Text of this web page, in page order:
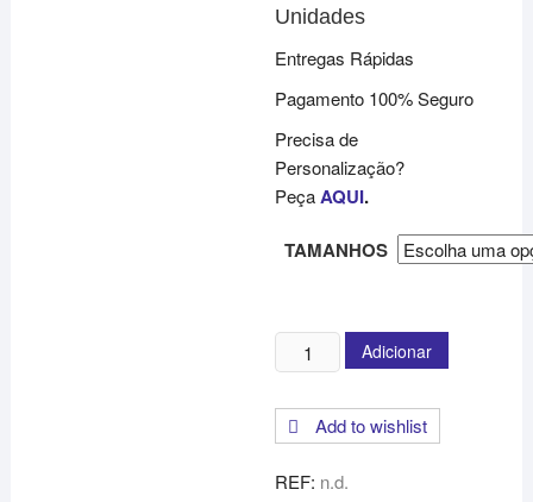
Unidades
Entregas Rápidas
Pagamento 100% Seguro
Precisa de
Personalização?
Peça AQUI.
TAMANHOS
Quantidade
de
de
Rosa
Adicionar
Add to wishlist
REF: n.d.